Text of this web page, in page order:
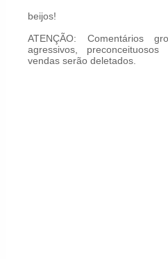
beijos!
ATENÇÃO: Comentários
agressivos,
vendas serão deletados.